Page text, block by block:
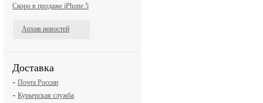
Скоро в продаже iPhone 5
Архив новостей
Доставка
- Почта России
- Курьерская служба